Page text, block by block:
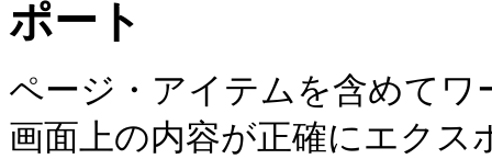
ポート
ページ・アイテムを含めて
画面上の内容が正確にエクス